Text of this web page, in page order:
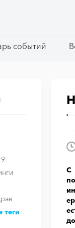
событий
событий
теги
С